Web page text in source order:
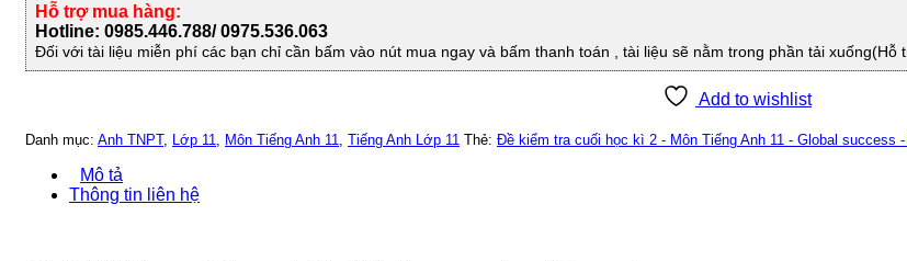
Hỗ trợ mua hàng:
Hotline: 0985.446.788/ 0975.536.063
Đối với tài liệu miễn phí các bạn chỉ cần bấm vào nút mua ngay và bấm thanh toán , tài liệu sẽ nằm trong phần tải xuống(Hỗ
Add to wishlist
Danh mục: Anh TNPT, Lớp 11 Môn Tiếng Anh 11 Tiếng Anh Lớp 11 Thẻ: Đề kiểm tra cuối học kì 2 - Môn Tiếng Anh 11 - Global success
Mô tả
Thông tin liên hệ